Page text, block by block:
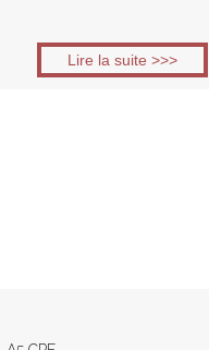
Lire la suite >>>